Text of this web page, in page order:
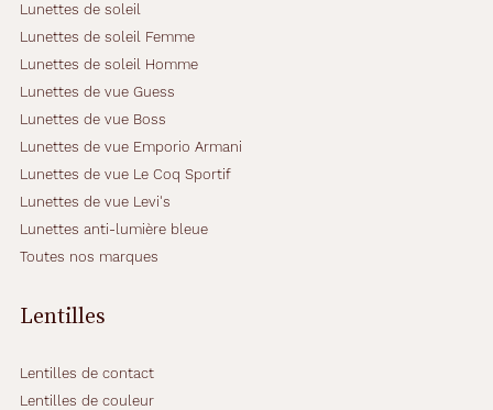
Lunettes de soleil
Lunettes de soleil Femme
Lunettes de soleil Homme
Lunettes de vue Guess
Lunettes de vue Boss
Lunettes de vue Emporio Armani
Lunettes de vue Le Coq Sportif
Lunettes de vue Levi's
Lunettes anti-lumière bleue
Toutes nos marques
Lentilles
Lentilles de contact
Lentilles de couleur